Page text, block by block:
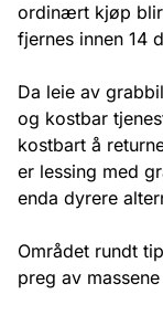
ordinært kjøp blir
fjernes innen 14
Da leie av
og kostbar
kostbart å
er lessing med
enda dyrere
Området rundt
preg av